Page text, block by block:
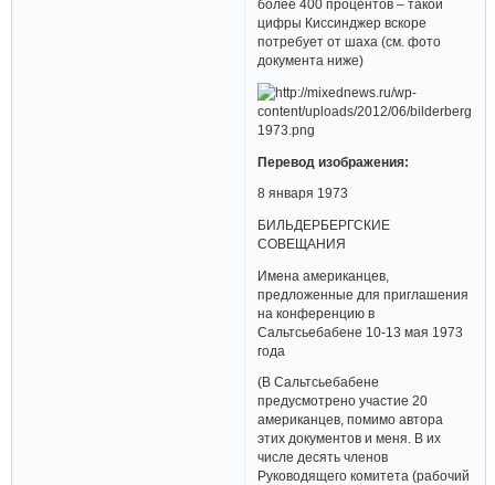
более 400 процентов – такой
цифры Киссинджер вскоре
потребует от шаха (см. фото
документа ниже)
Перевод изображения:
8 января 1973
БИЛЬДЕРБЕРГСКИЕ
СОВЕЩАНИЯ
Имена американцев,
предложенные для приглашения
на конференцию в
Сальтсьебабене 10-13 мая 1973
года
(В Сальтсьебабене
предусмотрено участие 20
американцев, помимо автора
этих документов и меня. В их
числе десять членов
Руководящего комитета (рабочий